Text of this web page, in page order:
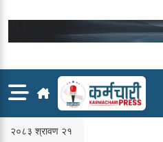
२०८३ श्रावण २१